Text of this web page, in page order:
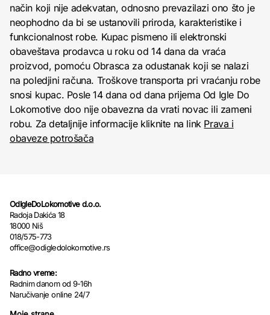
način koji nije adekvatan, odnosno prevazilazi ono što je
neophodno da bi se ustanovili priroda, karakteristike i
funkcionalnost robe. Kupac pismeno ili elektronski
obaveštava prodavca u roku od 14 dana da vraća
proizvod, pomoću Obrasca za odustanak koji se nalazi
na poledjini računa. Troškove transporta pri vraćanju robe
snosi kupac. Posle 14 dana od dana prijema Od Igle Do
Lokomotive doo nije obavezna da vrati novac ili zameni
robu. Za detaljnije informacije kliknite na link Prava i
obaveze potrošača
OdIgleDoLokomotive d.o.o.
Radoja Dakića 18
18000 Niš
018/575-773
office@odigledolokomotive.rs
Radno vreme:
Radnim danom od 9-16h
Naručivanje online 24/7